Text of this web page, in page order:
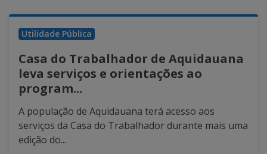
Utilidade Pública
Casa do Trabalhador de Aquidauana
leva serviços e orientações ao
program...
A população de Aquidauana terá acesso aos
serviços da Casa do Trabalhador durante mais uma
edição do...